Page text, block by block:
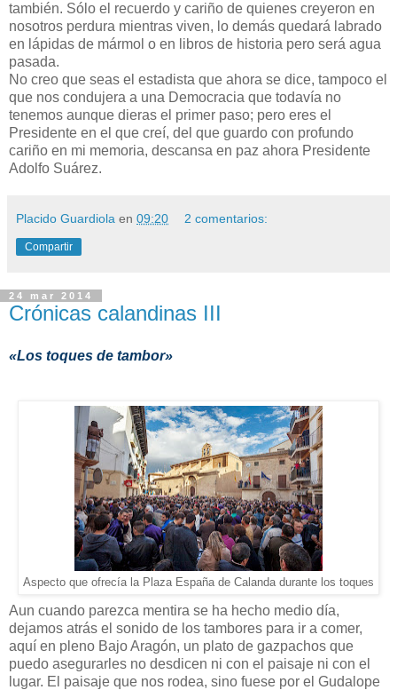
también. Sólo el recuerdo y cariño de quienes creyeron en
nosotros perdura mientras viven, lo demás quedará labrado
en lápidas de mármol o en libros de historia pero será agua
pasada.
No creo que seas el estadista que ahora se dice, tampoco el
que nos condujera a una Democracia que todavía no
tenemos aunque dieras el primer paso; pero eres el
Presidente en el que creí, del que guardo con profundo
cariño en mi memoria, descansa en paz ahora Presidente
Adolfo Suárez.
Placido Guardiola en 09:20 2 comentarios:
Compartir
24 mar 2014
Crónicas calandinas III
«Los toques de tambor»
Aspecto que ofrecía la Plaza España de Calanda durante los toques
Aun cuando parezca mentira se ha hecho medio día,
dejamos atrás el sonido de los tambores para ir a comer,
aquí en pleno Bajo Aragón, un plato de gazpachos que
puedo asegurarles no desdicen ni con el paisaje ni con el
lugar. El paisaje que nos rodea, sino fuese por el Gudalope